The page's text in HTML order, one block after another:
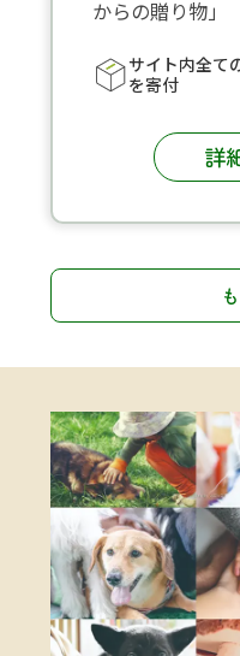
からの贈り物」
サイト内全て
を寄付
詳